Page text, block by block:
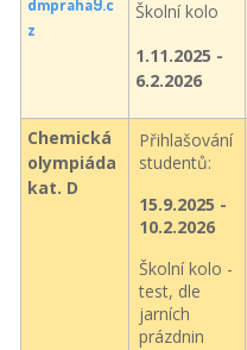
dmpraha9.c
z
Školní kolo
1.11.2025 -
6.2.2026
Chemická
olympiáda
kat. D
Přihlašování
studentů:
15.9.2025 -
10.2.2026
Školní kolo -
test, dle
jarních
prázdnin